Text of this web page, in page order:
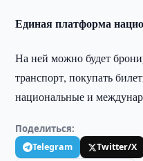
Единая платформа
На ней можно будет
транспорт, покупать
национальные и
Поделиться:
Telegram Twitter/X